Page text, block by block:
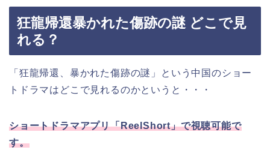
狂龍帰還暴かれた傷跡の謎 どこで見
れる？
「狂龍帰還、暴かれた傷跡の謎 」
という中国のショー
トドラマはどこで見れるのかというと・・・
ショートドラマアプリ「ReelShort」で視聴可能で
す。